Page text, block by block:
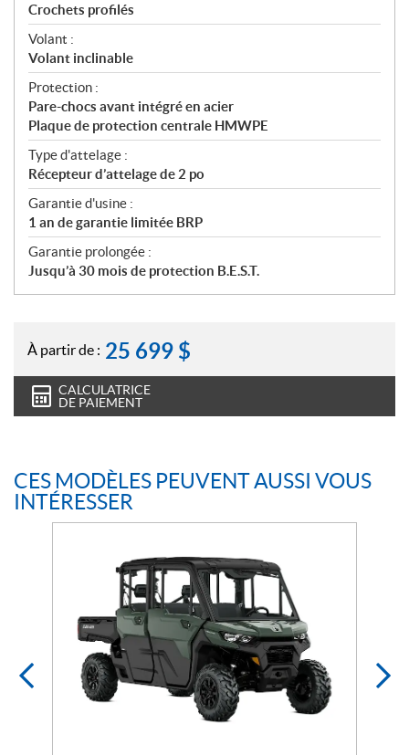
Crochets profilés
Volant :
Volant inclinable
Protection :
Pare-chocs avant intégré en acier
Plaque de protection centrale HMWPE
Type d'attelage :
Récepteur d’attelage de 2 po
Garantie d'usine :
1 an de garantie limitée BRP
Garantie prolongée :
Jusqu’à 30 mois de protection B.E.S.T.
À partir de : 25 699 $
CALCULATRICE
DE PAIEMENT
CES MODÈLES PEUVENT AUSSI VOUS
INTÉRESSER